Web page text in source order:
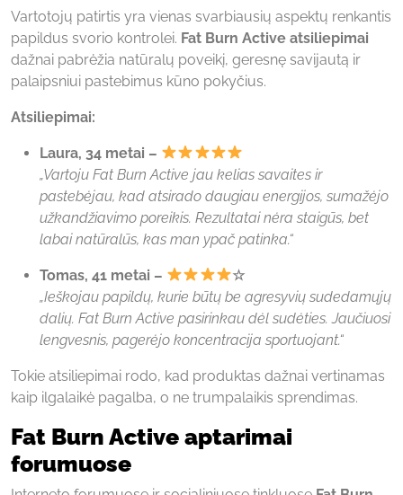
Vartotojų patirtis yra vienas svarbiausių aspektų renkantis
papildus svorio kontrolei. Fat Burn Active atsiliepimai
dažnai pabrėžia natūralų poveikį, geresnę savijautą ir
palaipsniui pastebimus kūno pokyčius.
Atsiliepimai:
Laura, 34 metai –
„Vartoju Fat Burn Active jau kelias savaites ir
pastebėjau, kad atsirado daugiau energijos, sumažėjo
užkandžiavimo poreikis. Rezultatai nėra staigūs, bet
labai natūralūs, kas man ypač patinka.“
Tomas, 41 metai –
☆
„Ieškojau papildų, kurie būtų be agresyvių sudedamųjų
dalių. Fat Burn Active pasirinkau dėl sudėties. Jaučiuosi
lengvesnis, pagerėjo koncentracija sportuojant.“
Tokie atsiliepimai rodo, kad produktas dažnai vertinamas
kaip ilgalaikė pagalba, o ne trumpalaikis sprendimas.
Fat Burn Active aptarimai
forumuose